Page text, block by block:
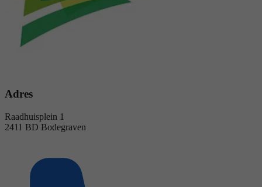
Adres
Raadhuisplein 1
2411 BD Bodegraven